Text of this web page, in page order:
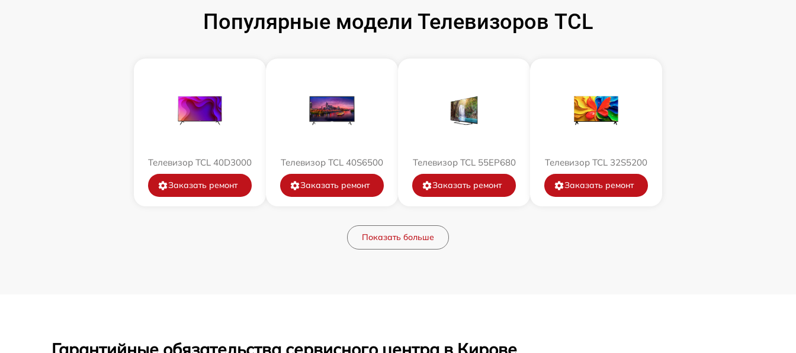
Популярные модели Телевизоров TCL
Телевизор TCL 40D3000
Заказать ремонт
Телевизор TCL 40S6500
Заказать ремонт
Телевизор TCL 55EP680
Заказать ремонт
Телевизор TCL 32S5200
Заказать ремонт
Показать больше